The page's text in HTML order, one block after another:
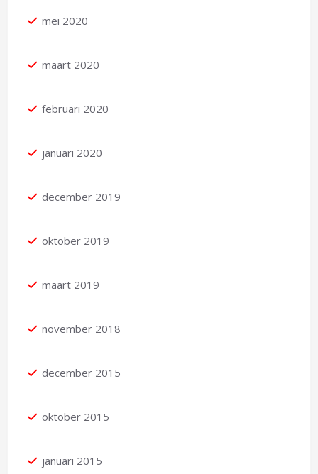
mei 2020
maart 2020
februari 2020
januari 2020
december 2019
oktober 2019
maart 2019
november 2018
december 2015
oktober 2015
januari 2015